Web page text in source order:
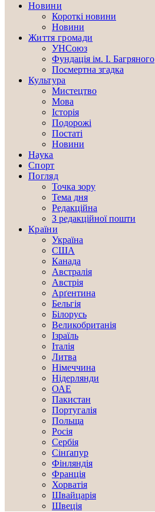
Новини
Короткі новини
Новини
Життя громади
УНСоюз
Фундація ім. І. Багряного
Посмертна згадка
Культура
Мистецтво
Мова
Історія
Подорожі
Постаті
Новини
Наука
Спорт
Погляд
Точка зору
Тема дня
Редакційна
З редакційної пошти
Країни
Україна
США
Канада
Австралія
Австрія
Арґентина
Бельгія
Білорусь
Великобританія
Ізраїль
Італія
Литва
Німеччина
Нідерлянди
ОАЕ
Пакистан
Португалія
Польща
Росія
Сербія
Сінґапур
Фінляндія
Франція
Хорватія
Швайцарія
Швеція